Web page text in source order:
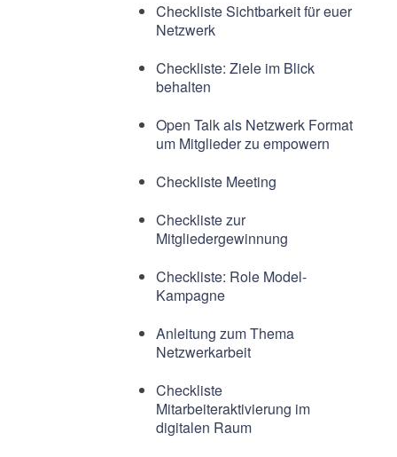
Checkliste Sichtbarkeit für euer
Netzwerk
Checkliste: Ziele im Blick
behalten
Open Talk als Netzwerk Format
um Mitglieder zu empowern
Checkliste Meeting
Checkliste zur
Mitgliedergewinnung
Checkliste: Role Model-
Kampagne
Anleitung zum Thema
Netzwerkarbeit
Checkliste
Mitarbeiteraktivierung im
digitalen Raum